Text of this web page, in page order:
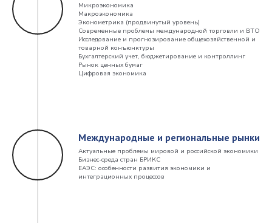
Микроэкономика
Макроэкономика
Эконометрика (продвинутый уровень)
Современные проблемы международной торговли и ВТО
Исследование и прогнозирование общехозяйственной и
товарной конъюнктуры
Бухгалтерский учет, бюджетирование и контроллинг
Рынок ценных бумаг
Цифровая экономика
Международные и региональные рынки
Актуальные проблемы мировой и российской экономики
Бизнес-среда стран БРИКС
ЕАЭС: особенности развития экономики и
интеграционных процессов